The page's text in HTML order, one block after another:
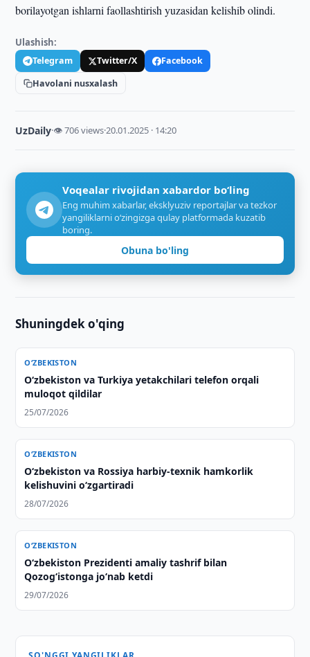
borilayotgan ishlarni faollashtirish yuzasidan kelishib olindi.
Ulashish:
Telegram Twitter/X
Facebook
Havolani nusxalash
UzDaily·👁 706 views·20.01.2025 · 14:20
Voqealar rivojidan xabardor bo‘ling
Eng muhim xabarlar, eksklyuziv reportajlar va tezkor
yangiliklarni o‘zingizga qulay platformada kuzatib
boring.
Obuna bo'ling
Shuningdek o'qing
O‘ZBEKISTON
Oʻzbekiston va Turkiya yetakchilari telefon orqali
muloqot qildilar
25/07/2026
O‘ZBEKISTON
O‘zbekiston va Rossiya harbiy-texnik hamkorlik
kelishuvini o‘zgartiradi
28/07/2026
O‘ZBEKISTON
Oʻzbekiston Prezidenti amaliy tashrif bilan
Qozogʻistonga joʻnab ketdi
29/07/2026